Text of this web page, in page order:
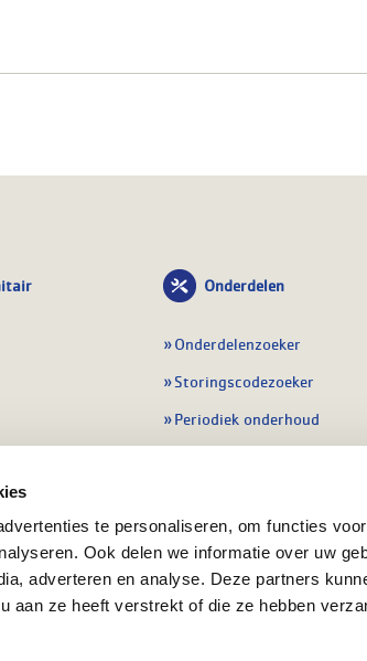
te personaliseren, om functies
Ook delen we informatie over uw
adverteren en analyse. Deze partners
aan ze heeft verstrekt of die ze hebben
Onderdelen
Onderdelenzoeker
Storingscodezoeker
Periodiek onderhoud
Preventie & detectie
Alle onderdelen